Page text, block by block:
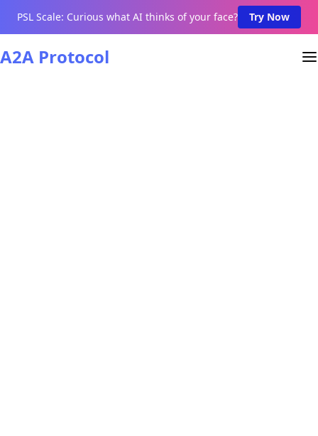
PSL Scale: Curious what AI thinks of your face? Try Now
A2A Protocol